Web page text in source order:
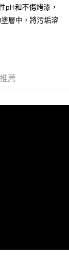
pH和不傷烤漆，
層中，將污垢溶
薦